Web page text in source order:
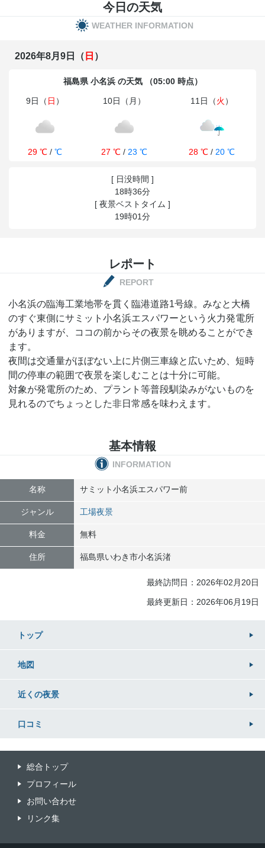
今日の天気
WEATHER INFORMATION
2026年8月9日（ 日 ）
福島県 小名浜 の天気 （05:00 時点）
9日（ 日 ） 10日（月） 11日（火 ）
29 ℃/ ℃ 27 ℃/ 23 ℃ 28 ℃ / 20 ℃
[ 日没時間 ]
18時36分
[ 夜景ベストタイム ]
19時01分
レポート
REPORT
小名浜の臨海工業地帯を貫く臨港道路1号線。みなと大橋
のすぐ東側にサミット小名浜エスパワーという火力発電所
がありますが、ココの前からその夜景を眺めることができ
ます。
夜間は交通量がほぼない上に片側三車線と広いため、短時
間の停車の範囲で夜景を楽しむことは十分に可能。
対象が発電所のため、プラント等普段馴染みがないものを
見れるのでちょっとした非日常感を味わえます。
基本情報
INFORMATION
名称 サミット小名浜エスパワー前
ジャンル 工場夜景
料金 無料
住所 福島県いわき市小名浜渚
最終訪問日：2026年02月20日
最終更新日：2026年06月19日
トップ
地図
近くの夜景
口コミ
総合トップ
プロフィール
お問い合わせ
リンク集